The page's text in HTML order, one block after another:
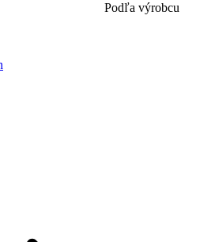
Podľa výrobcu